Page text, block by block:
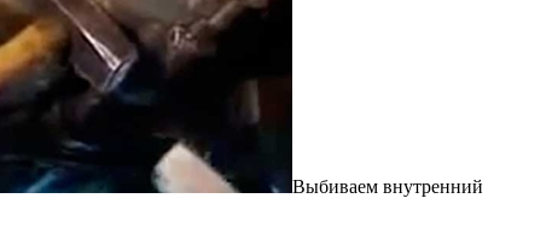
Выбиваем внутренний